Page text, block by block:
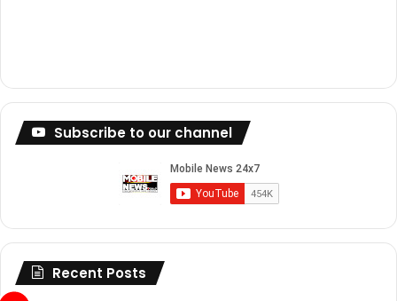
Subscribe to our channel
Recent Posts